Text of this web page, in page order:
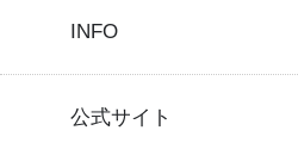
INFO
公式サイト